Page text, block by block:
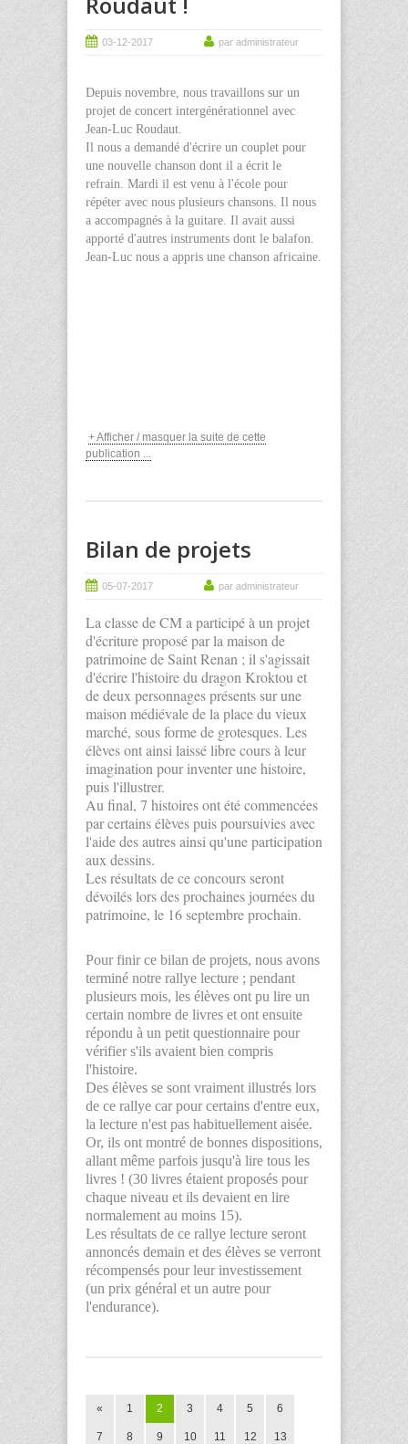
03-12-2017 par administrateur
Depuis novembre, nous travaillons sur un
projet de concert intergénérationnel avec
Jean-Luc Roudaut.
Il nous a demandé d'écrire un couplet pour
une nouvelle chanson dont il a écrit le
refrain. Mardi il est venu à l'école pour
répéter avec nous plusieurs chansons. Il nous
a accompagnés à la guitare. Il avait aussi
apporté d'autres instruments dont le balafon.
Jean-Luc nous a appris une chanson africaine.
+ Afficher / masquer la suite de cette
publication ...
Bilan de projets
05-07-2017 par administrateur
La classe de CM a participé à un projet
d'écriture proposé par la maison de
patrimoine de Saint Renan ; il s'agissait
d'écrire l'histoire du dragon Kroktou et
de deux personnages présents sur une
maison médiévale de la place du vieux
marché, sous forme de grotesques. Les
élèves ont ainsi laissé libre cours à leur
imagination pour inventer une histoire,
puis l'illustrer.
Au final, 7 histoires ont été commencées
par certains élèves puis poursuivies avec
l'aide des autres ainsi qu'une participation
aux dessins.
Les résultats de ce concours seront
dévoilés lors des prochaines journées du
patrimoine, le 16 septembre prochain.
Pour finir ce bilan de projets, nous avons
terminé notre rallye lecture ; pendant
plusieurs mois, les élèves ont pu lire un
certain nombre de livres et ont ensuite
répondu à un petit questionnaire pour
vérifier s'ils avaient bien compris
l'histoire.
Des élèves se sont vraiment illustrés lors
de ce rallye car pour certains d'entre eux,
la lecture n'est pas habituellement aisée.
Or, ils ont montré de bonnes dispositions,
allant même parfois jusqu'à lire tous les
livres ! (30 livres étaient proposés pour
chaque niveau et ils devaient en lire
normalement au moins 15).
Les résultats de ce rallye lecture seront
annoncés demain et des élèves se verront
récompensés pour leur investissement
(un prix général et un autre pour
l'endurance).
« 1 2 3 4 5 6
7 8 9 10 11 12 13